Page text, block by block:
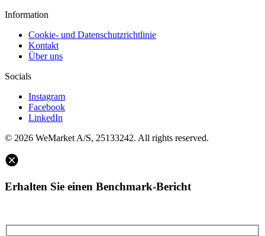
Information
Cookie- und Datenschutzrichtlinie
Kontakt
Über uns
Socials
Instagram
Facebook
LinkedIn
© 2026 WeMarket A/S, 25133242. All rights reserved.
Erhalten Sie einen Benchmark-Bericht